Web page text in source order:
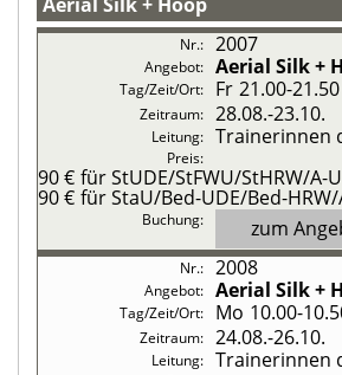
2007
Aerial Silk +
Fr 21.00-21.50
28.08.-23.10.
Trainerinnen
90 € für StUDE/StFWU/StHRW/A-
90 € für StaU/Bed-UDE/Bed-
zum
2008
Aerial Silk +
Mo 10.00-
24.08.-26.10.
Trainerinnen